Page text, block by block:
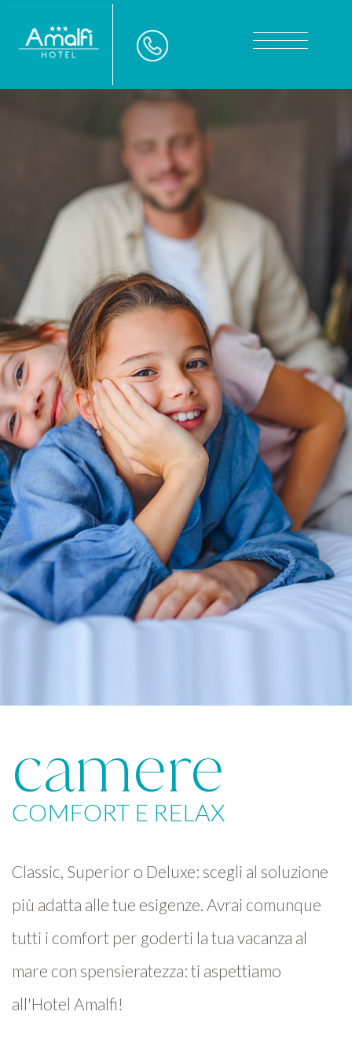
camere
COMFORT E RELAX
Classic, Superior o Deluxe: scegli al soluzione
più adatta alle tue esigenze. Avrai comunque
tutti i comfort per goderti la tua vacanza al
mare con spensieratezza: ti aspettiamo
all'Hotel Amalfi!